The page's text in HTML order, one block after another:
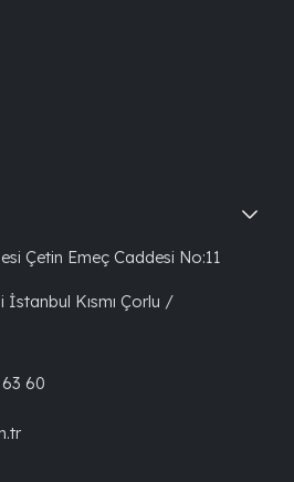
Çetin Emeç Caddesi No:11
Kısmı Çorlu /
60